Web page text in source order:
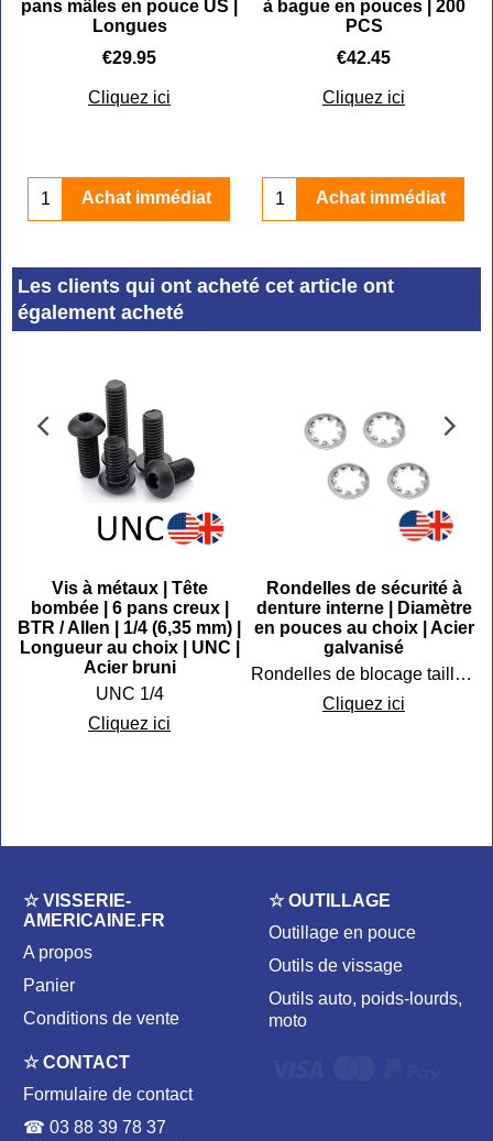
pans mâles en pouce US |
Longues
€29.95
Cliquez ici
Achat immédiat
à bague en pouces | 200
PCS
€42.45
Cliquez ici
Achat immédiat
Les clients qui ont acheté cet article ont
également acheté
Vis à métaux | Tête
bombée | 6 pans creux |
BTR / Allen | 1/4 (6,35 mm) |
Longueur au choix | UNC |
Acier bruni
UNC 1/4
Cliquez ici
Rondelles de sécurité à
denture interne | Diamètre
en pouces au choix | Acier
galvanisé
Rondelles de blocage tailles impériales
Cliquez ici
☆ VISSERIE-
AMERICAINE.FR
A propos
Panier
Conditions de vente
☆ OUTILLAGE
Outillage en pouce
Outils de vissage
Outils auto, poids-lourds,
moto
☆ CONTACT
Formulaire de contact
☎ 03 88 39 78 37